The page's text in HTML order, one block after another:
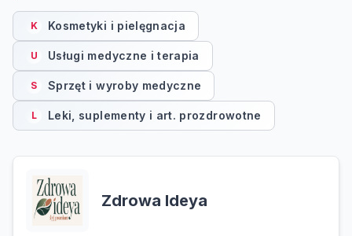
K Kosmetyki i pielęgnacja
U Usługi medyczne i terapia
S Sprzęt i wyroby medyczne
L Leki, suplementy i art. prozdrowotne
Zdrowa Ideya